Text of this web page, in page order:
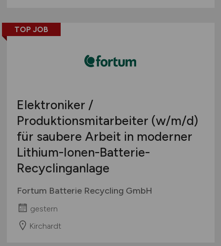
TOP JOB
Elektroniker /
Produktionsmitarbeiter (w/m/d)
für saubere Arbeit in moderner
Lithium-Ionen-Batterie-
Recyclinganlage
Fortum Batterie Recycling GmbH
gestern
Kirchardt